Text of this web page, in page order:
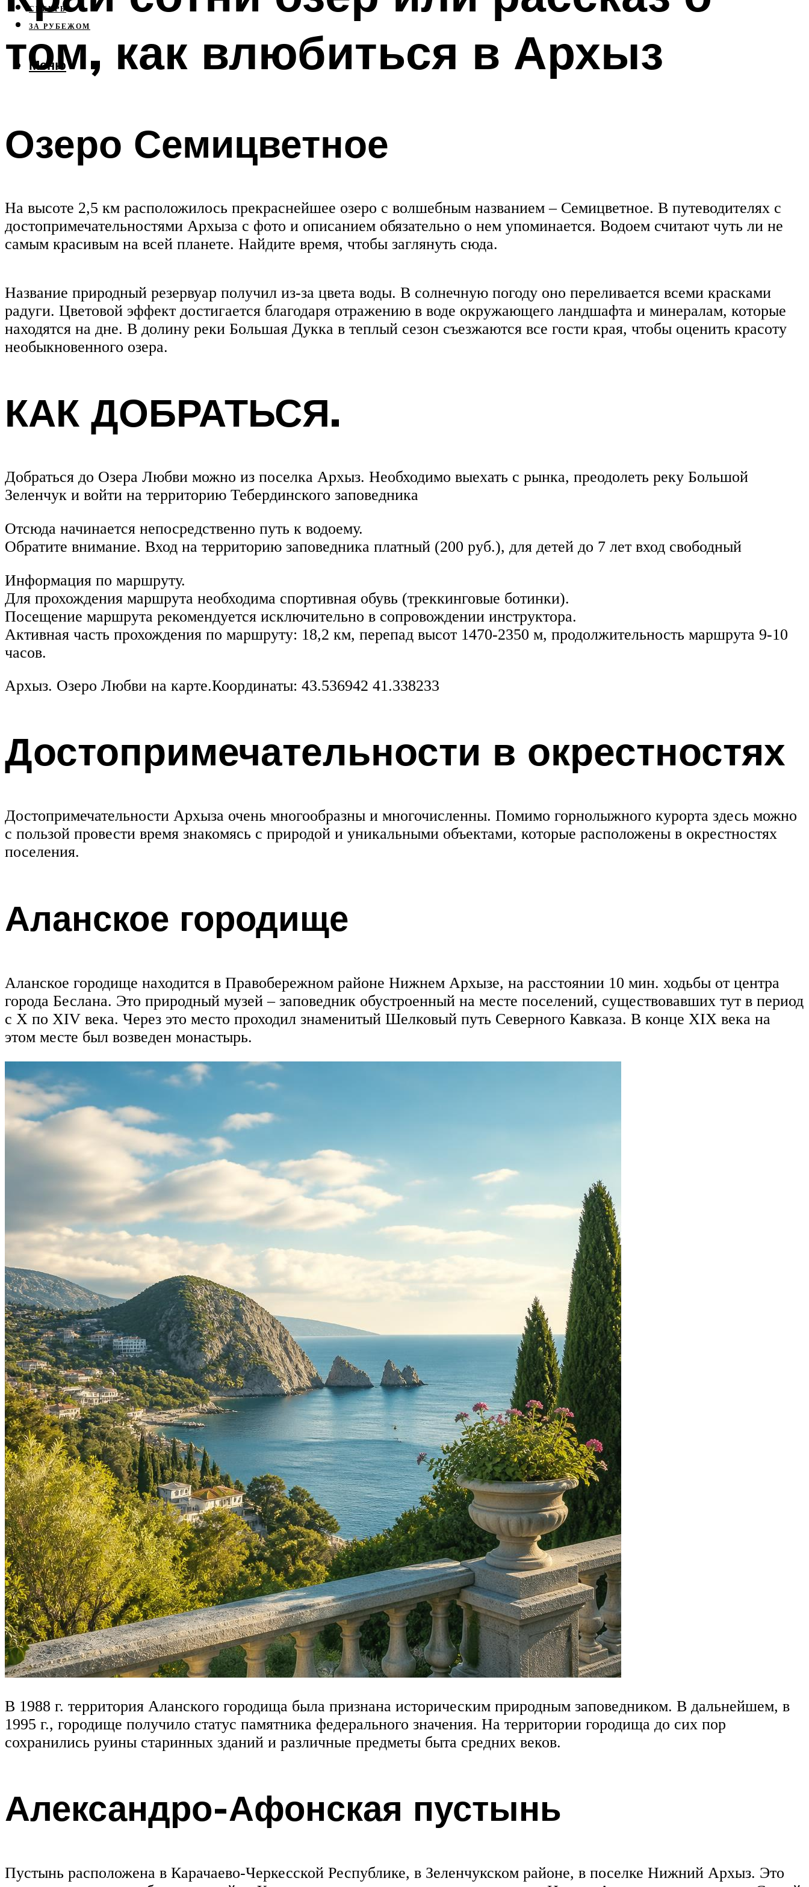
СИБИРЬ
ЗА РУБЕЖОМ
Меню
том, как влюбиться в Архыз
Озеро Семицветное
На высоте 2,5 км расположилось прекраснейшее озеро с волшебным названием – Семицветное. В путеводителях с
достопримечательностями Архыза с фото и описанием обязательно о нем упоминается. Водоем считают чуть ли не
самым красивым на всей планете. Найдите время, чтобы заглянуть сюда.
Название природный резервуар получил из-за цвета воды. В солнечную погоду оно переливается всеми красками
радуги. Цветовой эффект достигается благодаря отражению в воде окружающего ландшафта и минералам, которые
находятся на дне. В долину реки Большая Дукка в теплый сезон съезжаются все гости края, чтобы оценить красоту
необыкновенного озера.
КАК ДОБРАТЬСЯ.
Добраться до Озера Любви можно из поселка Архыз. Необходимо выехать с рынка, преодолеть реку Большой
Зеленчук и войти на территорию Тебердинского заповедника
Отсюда начинается непосредственно путь к водоему.
Обратите внимание. Вход на территорию заповедника платный (200 руб.), для детей до 7 лет вход свободный
Информация по маршруту.
Для прохождения маршрута необходима спортивная обувь (треккинговые ботинки).
Посещение маршрута рекомендуется исключительно в сопровождении инструктора.
Активная часть прохождения по маршруту: 18,2 км, перепад высот 1470-2350 м, продолжительность маршрута 9-10
часов.
Архыз. Озеро Любви на карте.Координаты: 43.536942 41.338233
Достопримечательности в окрестностях
Достопримечательности Архыза очень многообразны и многочисленны. Помимо горнолыжного курорта здесь можно
с пользой провести время знакомясь с природой и уникальными объектами, которые расположены в окрестностях
поселения.
Аланское городище
Аланское городище находится в Правобережном районе Нижнем Архызе, на расстоянии 10 мин. ходьбы от центра
города Беслана. Это природный музей – заповедник обустроенный на месте поселений, существовавших тут в период
с X по XIV века. Через это место проходил знаменитый Шелковый путь Северного Кавказа. В конце XIX века на
этом месте был возведен монастырь.
В 1988 г. территория Аланского городища была признана историческим природным заповедником. В дальнейшем, в
1995 г., городище получило статус памятника федерального значения. На территории городища до сих пор
сохранились руины старинных зданий и различные предметы быта средних веков.
Александро-Афонская пустынь
Пустынь расположена в Карачаево-Черкесской Республике, в Зеленчукском районе, в поселке Нижний Архыз. Это